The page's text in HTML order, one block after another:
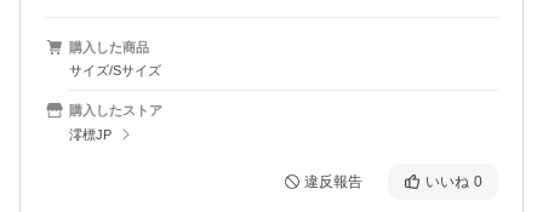
購入した商品
サイズ/Sサイズ
購入したストア
澪標JP
違反報告 いいね 0